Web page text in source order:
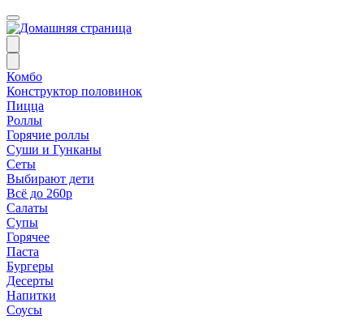
Комбо
Конструктор половинок
Пицца
Роллы
Горячие роллы
Суши и Гунканы
Сеты
Выбирают дети
Всё до 260р
Салаты
Супы
Горячее
Паста
Бургеры
Десерты
Напитки
Соусы